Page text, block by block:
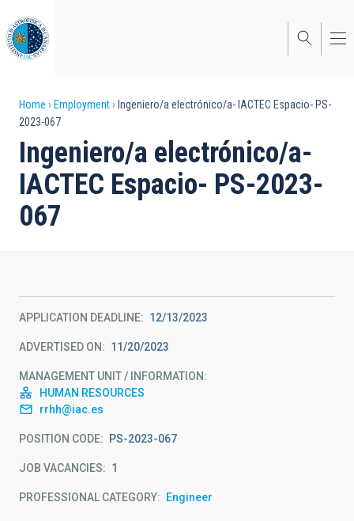
to
main
content
Breadcrumb
Home Employment
Ingeniero/a electrónico/a- IACTEC Espacio- PS-
2023-067
Ingeniero/a electrónico/a-
IACTEC Espacio- PS-2023-
067
APPLICATION DEADLINE 12/13/2023
ADVERTISED ON 11/20/2023
MANAGEMENT UNIT / INFORMATION
HUMAN RESOURCES
rrhh@iac.es
POSITION CODE PS-2023-067
JOB VACANCIES 1
PROFESSIONAL CATEGORY Engineer